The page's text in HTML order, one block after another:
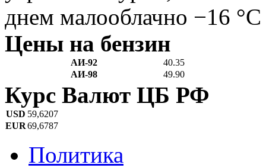
днем малооблачно −16 °C
Цены на бензин
АИ-92
40.35
АИ-98
49.90
Курс Валют ЦБ РФ
USD 59,6207
EUR69,6787
Политика